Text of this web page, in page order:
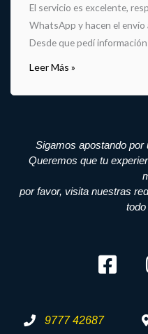
El servicio es excelente,
WhatsApp y hacen el
Desde que pedí
Leer Más »
Sigamos apostando por
Queremos que tu
por favor, visita nuestras
9777 42687